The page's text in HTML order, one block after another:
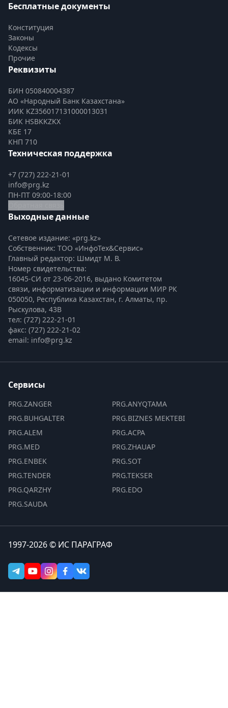
Бесплатные документы
Конституция
Законы
Кодексы
Прочие
Реквизиты
БИН 050840004387
АО «Народный Банк Казахстана»
ИИК KZ356017131000013031
БИК HSBKKZKX
КБЕ 17
КНП 710
Техническая поддержка
+7 (727) 222-21-01
info@prg.kz
ПН-ПТ 09:00-18:00
Выходные данные
Сетевое издание: «prg.kz»
Собственник: ТОО «ИнфоТех&Сервис»
Главный редактор: Шмидт М. В.
Номер свидетельства:
16045-СИ от 23-06-2016, выдано Комитетом
связи, информатизации и информации МИР РК
050050, Республика Казахстан, г. Алматы, пр.
Рыскулова, 43В
тел: (727) 222-21-01
факс: (727) 222-21-02
email: info@prg.kz
Сервисы
PRG.ZANGER
PRG.BUHGALTER
PRG.ALEM
PRG.MED
PRG.ENBEK
PRG.TENDER
PRG.QARZHY
PRG.SAUDA
PRG.ANYQTAMA
PRG.BIZNES MEKTEBI
PRG.ACPA
PRG.ZHAUAP
PRG.SOT
PRG.TEKSER
PRG.EDO
1997-2026 © ИС ПАРАГРАФ